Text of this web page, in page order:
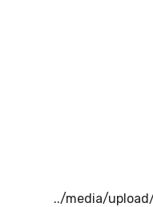
../media/